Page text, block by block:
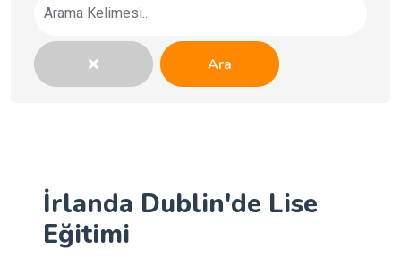
Ara
İrlanda Dublin'de Lise
Eğitimi